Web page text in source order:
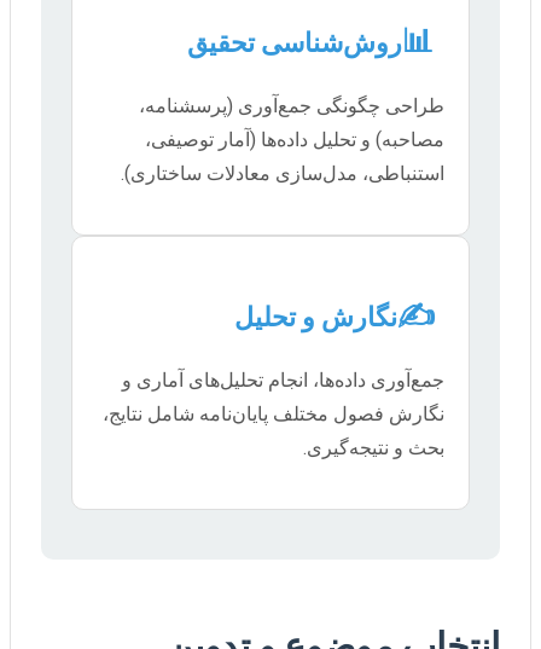
📊روش‌شناسی تحقیق
طراحی چگونگی جمع‌آوری (پرسشنامه،
مصاحبه) و تحلیل داده‌ها (آمار توصیفی،
استنباطی، مدل‌سازی معادلات ساختاری).
✍️نگارش و تحلیل
جمع‌آوری داده‌ها، انجام تحلیل‌های آماری و
نگارش فصول مختلف پایان‌نامه شامل نتایج،
بحث و نتیجه‌گیری.